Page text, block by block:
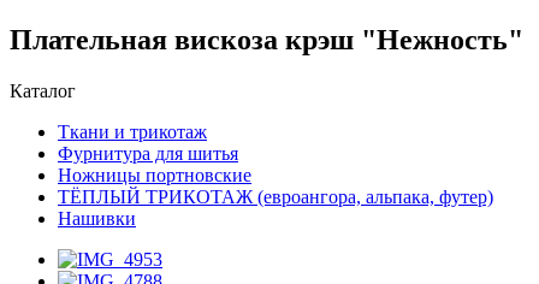
Плательная вискоза крэш "Нежность"
Каталог
Ткани и трикотаж
Фурнитура для шитья
Ножницы портновские
ТЁПЛЫЙ ТРИКОТАЖ (евроангора, альпака, футер)
Нашивки